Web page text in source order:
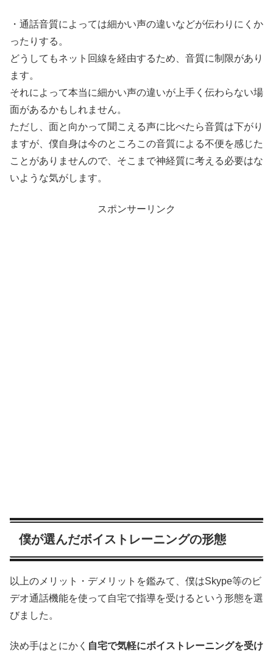
・通話音質によっては細かい声の違いなどが伝わりにくか
ったりする。
どうしてもネット回線を経由するため、音質に制限があり
ます。
それによって本当に細かい声の違いが上手く伝わらない場
面があるかもしれません。
ただし、面と向かって聞こえる声に比べたら音質は下がり
ますが、僕自身は今のところこの音質による不便を感じた
ことがありませんので、そこまで神経質に考える必要はな
いような気がします。
スポンサーリンク
僕が選んだボイストレーニングの形態
以上のメリット・デメリットを鑑みて、僕はSkype等のビ
デオ通話機能を使って自宅で指導を受けるという形態を選
びました。
決め手はとにかく 自宅で気軽にボイストレーニングを受け